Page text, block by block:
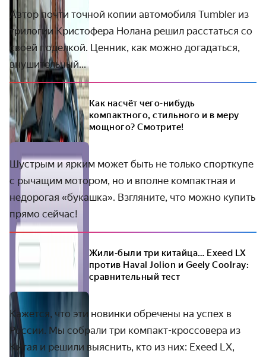
Автор почти точной копии автомобиля Tumbler из
трилогии Кристофера Нолана решил расстаться со
своей поделкой. Ценник, как можно догадаться,
внушительный...
Как насчёт чего-нибудь
компактного, стильного и в меру
мощного? Смотрите!
Шустрым и ярким может быть не только спорткупе
с рычащим мотором, но и вполне компактная и
недорогая «букашка». Взгляните, что можно купить
прямо сейчас!
Жили-были три китайца… Exeed LX
против Haval Jolion и Geely Coolray:
сравнительный тест
Кажется, что эти новинки обречены на успех в
России. Мы собрали три компакт-кроссовера из
Китая и решили выяснить, кто из них: Exeed LX,